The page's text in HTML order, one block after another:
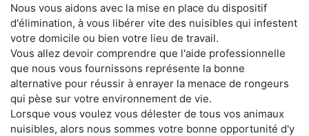
Nous vous aidons avec la mise en place du dispositif
d'élimination, à vous libérer vite des nuisibles qui infestent
votre domicile ou bien votre lieu de travail.
Vous allez devoir comprendre que l'aide professionnelle
que nous vous fournissons représente la bonne
alternative pour réussir à enrayer la menace de rongeurs
qui pèse sur votre environnement de vie.
Lorsque vous voulez vous délester de tous vos animaux
nuisibles, alors nous sommes votre bonne opportunité d'y